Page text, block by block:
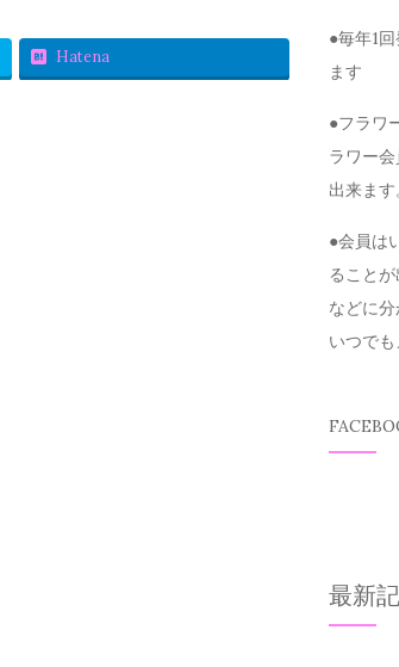
Hatena
●毎年1
ます
●フラワ
ラワー
出来ます
●会員は
ること
などに
いつでも
最新